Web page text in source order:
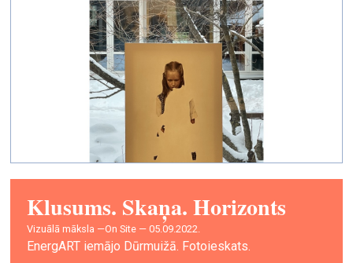
Klusums. Skaņa. Horizonts
vizuālā māksla —On Site — 05.09.2022.
EnergART iemājo Dūrmuižā. Fotoieskats.